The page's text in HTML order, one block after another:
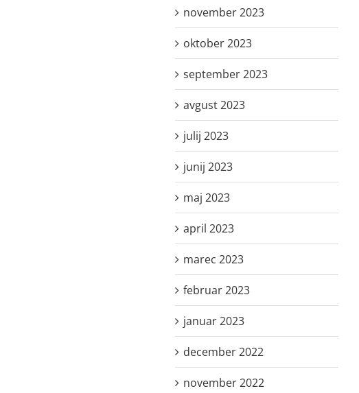
november 2023
oktober 2023
september 2023
avgust 2023
julij 2023
junij 2023
maj 2023
april 2023
marec 2023
februar 2023
januar 2023
december 2022
november 2022